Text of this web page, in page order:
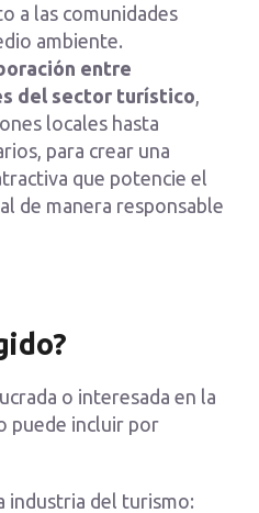
a las comunidades
ambiente.
entre
del sector turístico
locales hasta
para crear una
que potencie el
de manera responsable
o interesada en la
puede incluir por
industria del turismo: